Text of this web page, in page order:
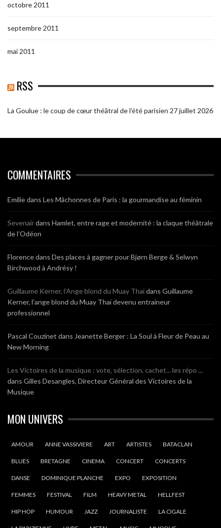
octobre 2011
septembre 2011
mai 2011
RSS
La Goulue : le coup de cœur théâtral de l’été parisien 27 juillet 2026
COMMENTAIRES
Emiliedans Les Mâchonnes de Paris : la gourmandise au féminin
Sevenairdans Hamlet, entre rage et modernité : la claque théâtrale
de l’Odéon
Florencedans Des places à gagner pour Bjørn Berge & Selwyn
Birchwood à Andrésy !
Guillaume Kerner, l’Ange blond du Muay Thaïdans Guillaume
Kerner, l’ange blond du Muay Thaï devenu entraineur
professionnel
Pascal Couzinet dans Jeanette Berger : La Soul à Fleur de Peau au
New Morning
Les Victoires de la musique : vote, sélection, cachet... les répo ...
dans Gilles Desangles, Directeur Général des Victoires de la
Musique
MON UNIVERS
AMOUR ANNE VASSIVIERE ART ARTISTES BATACLAN
BLUES BRETAGNE CINEMA CONCERT CONCERTS
DANSE DOMINIQUE PLANCHE EXPO EXPOSITION
FEMMES FESTIVAL FILM HEAVY METAL HELLFEST
HIP HOP HUMOUR JAZZ JOURNALISTE LA CIGALE